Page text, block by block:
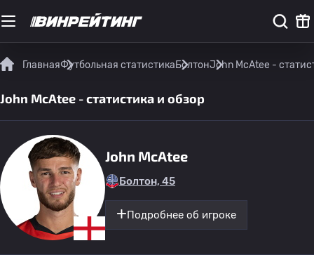
ГлавнаяФутбольная статистикаБолтонJohn McAtee -
John McAtee - статистика и обзор
John McAtee
Болтон, 45
Подробнее об игроке